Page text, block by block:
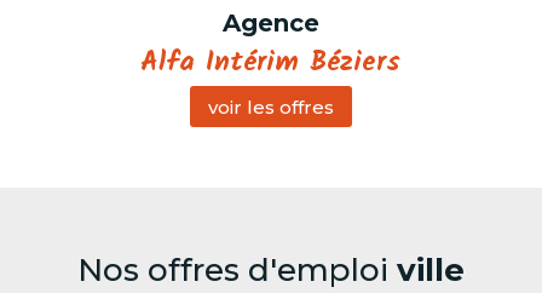
Agence
Alfa Intérim Béziers
voir les offres
Nos offres d'emploi ville